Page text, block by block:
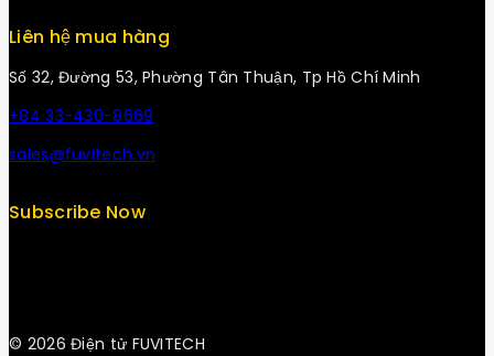
Liên hệ mua hàng
Số 32, Đường 53, Phường Tân Thuận, Tp Hồ Chí Minh
+84 33-430-8669
sales@fuvitech.vn
Subscribe Now
© 2026 Điện tử FUVITECH